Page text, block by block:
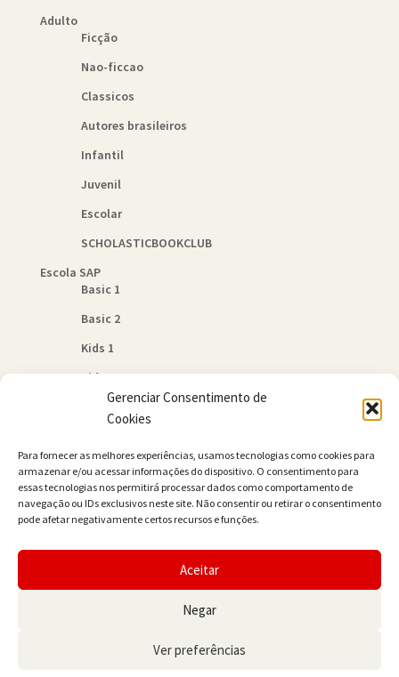
Gerenciar Consentimento de
Cookies
Para fornecer as melhores experiências, usamos tecnologias como cookies para
armazenar e/ou acessar informações do dispositivo. O consentimento para
essas tecnologias nos permitirá processar dados como comportamento de
navegação ou IDs exclusivos neste site. Não consentir ou retirar o consentimento
pode afetar negativamente certos recursos e funções.
Aceitar
Negar
Ver preferências
Adulto
Ficção
Nao-ficcao
Classicos
Autores brasileiros
Infantil
Juvenil
Escolar
SCHOLASTICBOOKCLUB
Escola SAP
Basic 1
Basic 2
Kids 1
Kids 2
Quem Somos
Contato
© JAMER Books 2026